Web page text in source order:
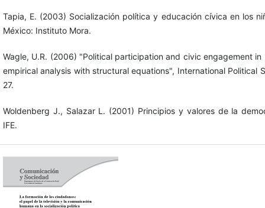
Tapia, E. (2003) Socialización política y educación cívica en los
México: Instituto Mora.
Wagle, U.R. (2006) "Political participation and civic engagement in
empirical analysis with structural equations", International Political
27.
Woldenberg J., Salazar L. (2001) Principios y valores de la
IFE.